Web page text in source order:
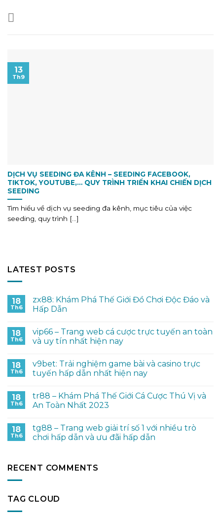
DỊCH VỤ SEEDING ĐA KÊNH – SEEDING FACEBOOK,
TIKTOK, YOUTUBE,… QUY TRÌNH TRIỂN KHAI CHIẾN DỊCH
SEEDING
Tìm hiểu về dịch vụ seeding đa kênh, mục tiêu của việc
seeding, quy trình [...]
13
Th9
LATEST POSTS
18
Th6
zx88: Khám Phá Thế Giới Đồ Chơi Độc Đáo và
Hấp Dẫn
18
Th6
vip66 – Trang web cá cược trực tuyến an toàn
và uy tín nhất hiện nay
18
Th6
v9bet: Trải nghiệm game bài và casino trực
tuyến hấp dẫn nhất hiện nay
18
Th6
tr88 – Khám Phá Thế Giới Cá Cược Thú Vị và
An Toàn Nhất 2023
18
Th6
tg88 – Trang web giải trí số 1 với nhiều trò
chơi hấp dẫn và ưu đãi hấp dẫn
RECENT COMMENTS
TAG CLOUD